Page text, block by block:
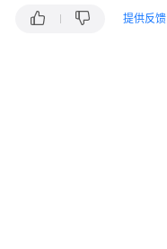
用
户
提供反馈